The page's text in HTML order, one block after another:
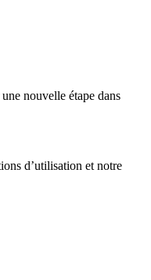
nouvelle étape dans
d’utilisation et notre